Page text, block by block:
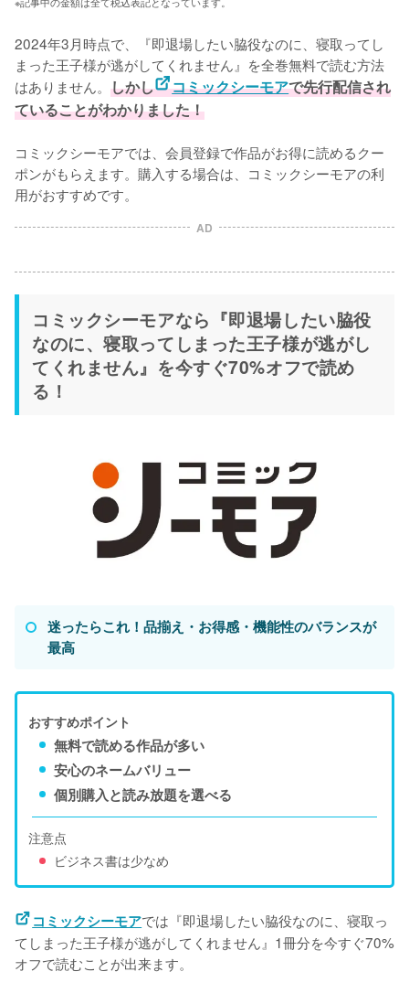
2024年3月時点で、『即退場したい脇役なのに、寝取ってし
まった王子様が逃がしてくれません』を全巻無料で読む方法
はありません。 しかし コミックシーモアで先行配信され
ていることがわかりました！
コミックシーモアでは、会員登録で作品がお得に読めるクー
ポンがもらえます。購入する場合は、コミックシーモアの利
用がおすすめです。
AD
コミックシーモアなら『即退場したい脇役
なのに、寝取ってしまった王子様が逃がし
てくれません』を今すぐ70%オフで読め
る！
迷ったらこれ！品揃え・お得感・機能性のバランスが
最高
おすすめポイント
無料で読める作品が多い
安心のネームバリュー
個別購入と読み放題を選べる
注意点
ビジネス書は少なめ
コミックシーモアでは『即退場したい脇役なのに、寝取っ
てしまった王子様が逃がしてくれません』1冊分を今すぐ70%
オフで読むことが出来ます。